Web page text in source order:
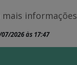
mais informações
2026 às 17:47